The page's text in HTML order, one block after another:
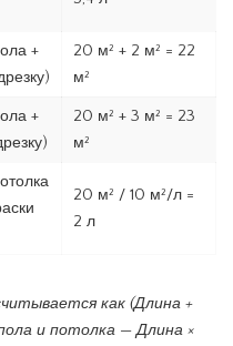
+
20 м² + 2 м² = 22
м²
+
20 м² + 3 м² = 23
м²
20 м² / 10 м²/л =
2 л
как (Длина +
и потолка — Длина ×